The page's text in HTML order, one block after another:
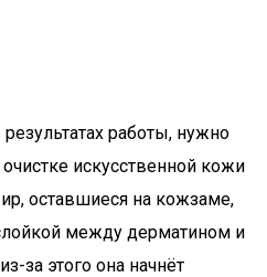
работы, нужно
искусственной кожи
оставшиеся на кожзаме,
между дерматином и
за этого она начнёт